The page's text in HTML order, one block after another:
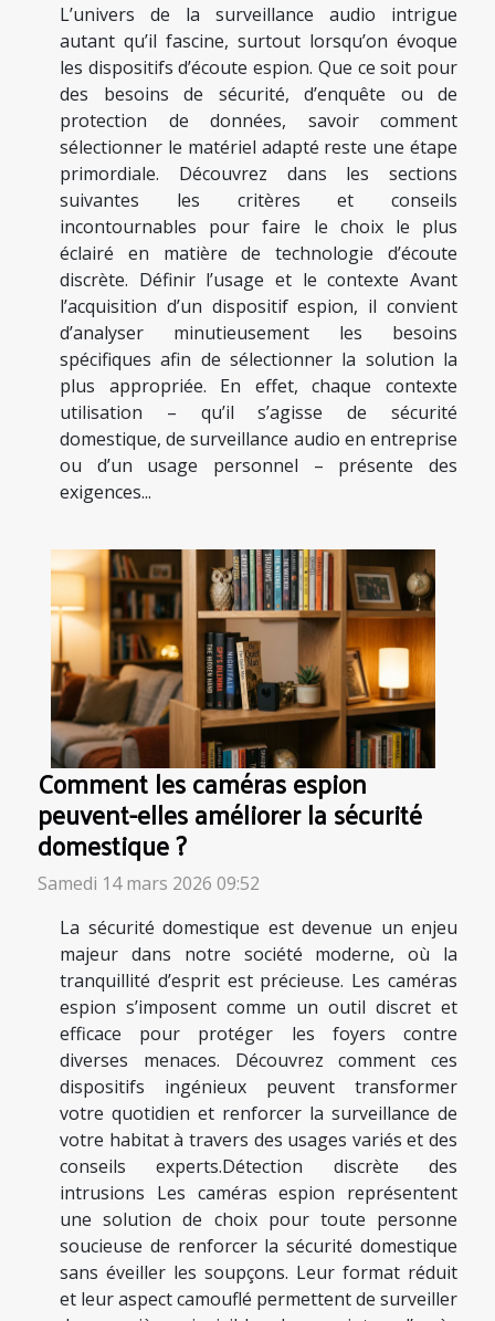
L’univers de la surveillance audio intrigue
autant qu’il fascine, surtout lorsqu’on évoque
les dispositifs d’écoute espion. Que ce soit pour
des besoins de sécurité, d’enquête ou de
protection de données, savoir comment
sélectionner le matériel adapté reste une étape
primordiale. Découvrez dans les sections
suivantes les critères et conseils
incontournables pour faire le choix le plus
éclairé en matière de technologie d’écoute
discrète. Définir l’usage et le contexte Avant
l’acquisition d’un dispositif espion, il convient
d’analyser minutieusement les besoins
spécifiques afin de sélectionner la solution la
plus appropriée. En effet, chaque contexte
utilisation – qu’il s’agisse de sécurité
domestique, de surveillance audio en entreprise
ou d’un usage personnel – présente des
exigences...
Comment les caméras espion
peuvent-elles améliorer la sécurité
domestique ?
Samedi 14 mars 2026 09:52
La sécurité domestique est devenue un enjeu
majeur dans notre société moderne, où la
tranquillité d’esprit est précieuse. Les caméras
espion s’imposent comme un outil discret et
efficace pour protéger les foyers contre
diverses menaces. Découvrez comment ces
dispositifs ingénieux peuvent transformer
votre quotidien et renforcer la surveillance de
votre habitat à travers des usages variés et des
conseils experts.Détection discrète des
intrusions Les caméras espion représentent
une solution de choix pour toute personne
soucieuse de renforcer la sécurité domestique
sans éveiller les soupçons. Leur format réduit
et leur aspect camouflé permettent de surveiller